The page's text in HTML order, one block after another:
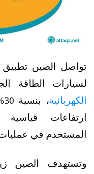
تواصل الصين
لسيارات الطاقة
الكهربائية
ارتفاعات قياسية
المستخدم في عمليات
وتستهدف الصين